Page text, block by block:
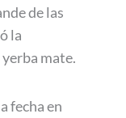
de las
la
mate.
fecha en